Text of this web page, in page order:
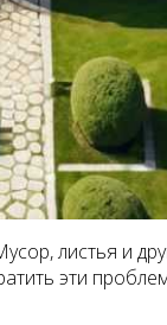
листья и
эти